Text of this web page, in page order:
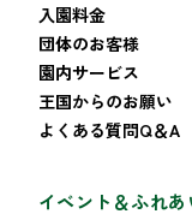
入園料金
団体のお客様
園内サービス
王国からのお願い
よくある質問Q＆A
イベント＆ふれあ